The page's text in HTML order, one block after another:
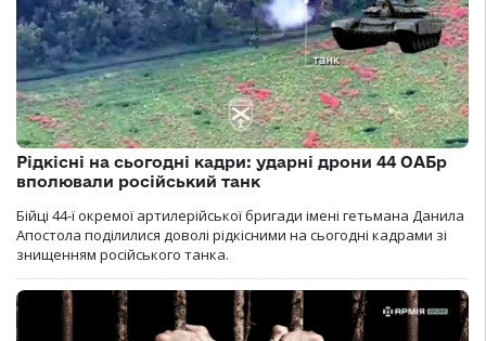
Рідкісні на сьогодні кадри: ударні дрони 44 ОАБр
вполювали російський танк
Бійці 44-ї окремої артилерійської бригади імені гетьмана Данила
Апостола поділилися доволі рідкісними на сьогодні кадрами зі
знищенням російського танка.